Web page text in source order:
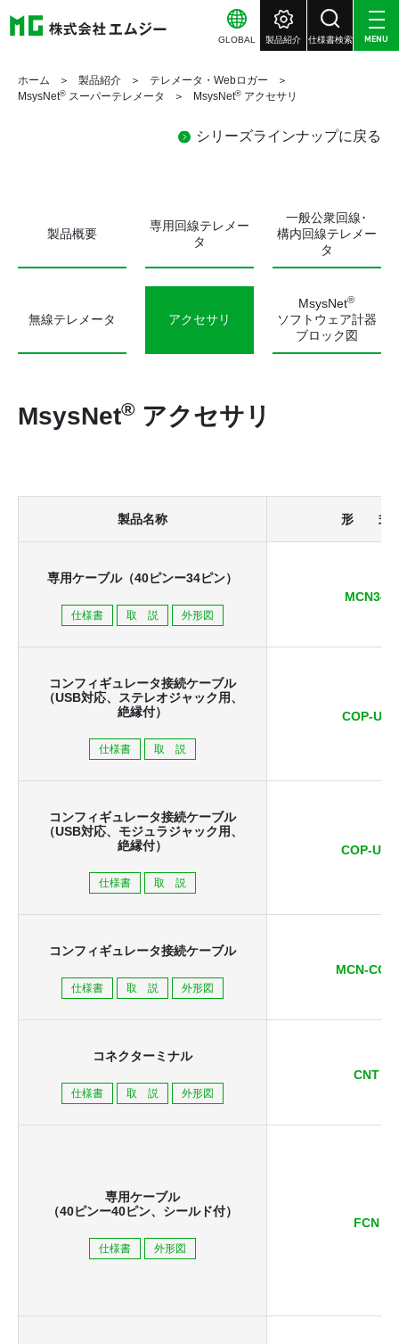
GLOBAL 製品紹介 仕様書検索 MENU
ホーム 製品紹介
テレメータ・Webロガー
MsysNet® スーパーテレメータ MsysNet® アクセサリ
シリーズラインナップに戻る
製品概要
専用回線テレメー
タ
一般公衆回線･
構内回線テレメー
タ
無線テレメータ アクセサリ
MsysNet®
ソフトウェア計器
ブロック図
MsysNet® アクセサリ
製品名称 形 式
専用ケーブル（40ピンー34ピン）
仕様書 取 説 外形図
MCN34
コンフィギュレータ接続ケーブル
（USB対応、
ステレオジャック用、
絶縁付）
仕様書 取 説
COP-US
コンフィギュレータ接続ケーブル
（USB対応、 モジュラジャック用、
絶縁付）
仕様書 取 説
COP-UM
コンフィギュレータ接続ケーブル
仕様書 取 説 外形図
MCN-CON
コネクターミナル
仕様書 取 説 外形図
CNT
専用ケーブル
（40ピンー40ピン、シールド付）
仕様書 外形図
FCN